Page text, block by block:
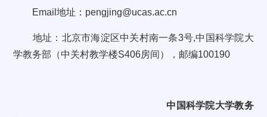
Email地址： pengjing@ucas.ac.cn
地址：北京市海淀区中关村南一条3号,中国科学院大
学教务部（中关村教学楼S406房间），邮编100190
中国科学院大学教务